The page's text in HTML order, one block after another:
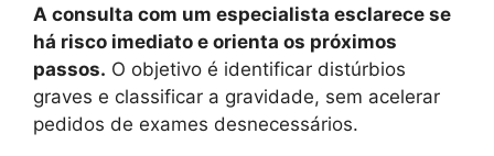
A consulta com um especialista esclarece se
há risco imediato e orienta os próximos
passos. O objetivo é identificar distúrbios
graves e classificar a gravidade, sem acelerar
pedidos de exames desnecessários.